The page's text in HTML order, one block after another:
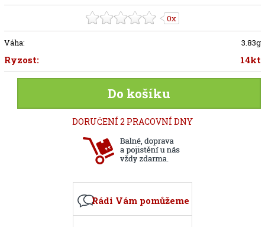
0x
Váha: 3.83g
Ryzost: 14kt
Do košíku
DORUČENÍ 2 PRACOVNÍ DNY
Rádi Vám pomůžeme